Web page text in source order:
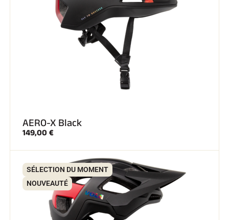
AERO-X Black
149,00 €
SÉLECTION DU MOMENT
NOUVEAUTÉ